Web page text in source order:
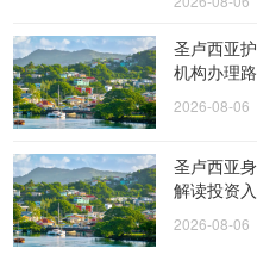
圣卢西亚
机构办理
2026-08-06
圣卢西亚
解读投资
2026-08-06